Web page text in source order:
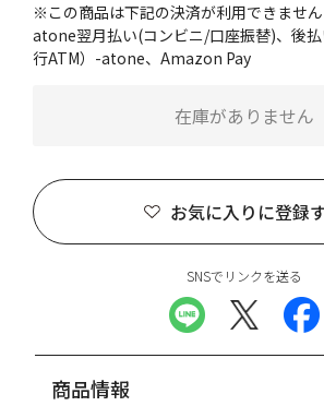
※この商品は下記の決済が利用できません
atone翌月払い(コンビニ/口座振替)、後
行ATM）-atone、Amazon Pay
お気に入りに登録
在庫がありません
SNSでリンクを送る
商品情報